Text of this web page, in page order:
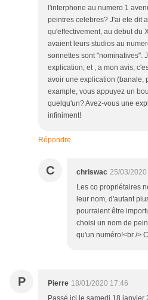
l'interphone au numero 1
peintres celebres? J'ai ete dit
qu'effectivement, au debut du
avaient leurs studios au
sonnettes sont "nominatives".
explication, et , a mon avis,
avoir une explication (banale,
example, vous appuyez un
quelqu'un? Avez-vous une
infiniment!
Répondre
C chriswac 25/03/2020
Les co propriétaires
leur nom, d'autant
pourraient être
choisi un nom de
qu'un numéro!<br />
P Pierre 18/01/2020 17:46
Passé ici le samedi 18 janvier